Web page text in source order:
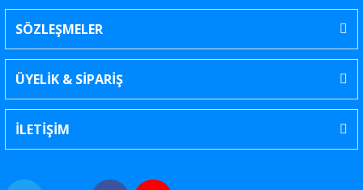
SÖZLEŞMELER
ÜYELİK & SİPARİŞ
İLETİŞİM